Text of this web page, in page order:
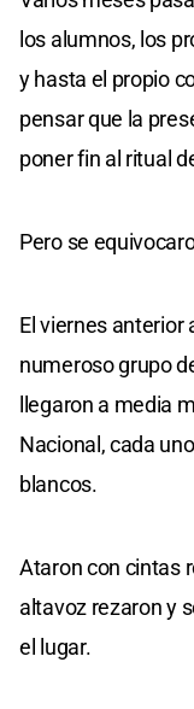
los alumnos, los
y hasta el propio
pensar que la
poner fin al ritual
Pero se
El viernes anterior
numeroso grupo
llegaron a media
Nacional, cada
blancos.
Ataron con cintas
altavoz rezaron y
el lugar.